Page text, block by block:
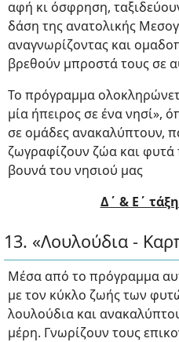
αφή κι όσφρηση,
δάση της ανατολικής
αναγνωρίζοντας και
βρεθούν μπροστά τους σε
Το πρόγραμμα
μία ήπειρος σε ένα νησί»,
σε ομάδες ανακαλύπτουν,
ζωγραφίζουν ζώα και
βουνά του νησιού μας
Δ΄ & Ε΄
13. «Λουλούδια -
Μέσα από το πρόγραμμα
με τον κύκλο ζωής των
λουλούδια και
μέρη. Γνωρίζουν τους